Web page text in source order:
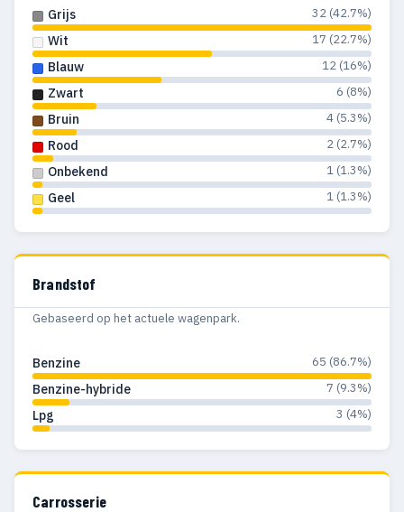
Grijs 32 (42.7%)
Wit 17 (22.7%)
Blauw 12 (16%)
Zwart 6 (8%)
Bruin 4 (5.3%)
Rood 2 (2.7%)
Onbekend 1 (1.3%)
Geel 1 (1.3%)
Brandstof
Gebaseerd op het actuele wagenpark.
Benzine 65 (86.7%)
Benzine-hybride 7 (9.3%)
Lpg 3 (4%)
Carrosserie